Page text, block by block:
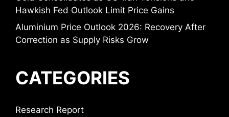
Hawkish Fed Outlook Limit Price Gains
Aluminium Price Outlook 2026: Recovery After
Correction as Supply Risks Grow
CATEGORIES
Research Report